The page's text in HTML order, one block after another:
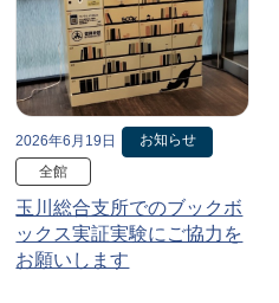
2026年6月19日
お知らせ
全館
玉川総合支所でのブックボ
ックス実証実験にご協力を
お願いします